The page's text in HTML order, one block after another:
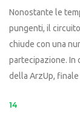
Nonostante le
pungenti, il
chiude con una
partecipazione. In
della ArzUp,
14